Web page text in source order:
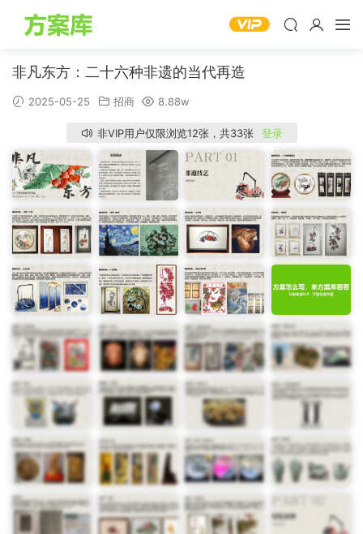
非凡东方：二十六种非遗的当代再造
2025-05-25 招商 8.88w
非VIP用户仅限浏览12张，共33张 登录